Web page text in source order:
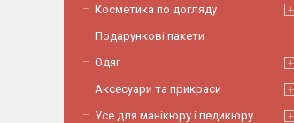
Косметика по догляду
Подарункові пакети
Одяг
Аксесуари та прикраси
Усе для манікюру і педикюру